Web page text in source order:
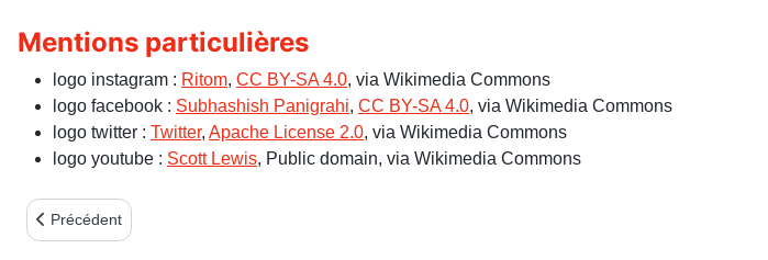
Mentions particulières
logo instagram : Ritom, CC BY-SA 4.0, via Wikimedia Commons
logo facebook : Subhashish Panigrahi, CC BY-SA 4.0, via Wikimedia Commons
logo twitter : Twitter, Apache License 2.0, via Wikimedia Commons
logo youtube : Scott Lewis, Public domain, via Wikimedia Commons
Article précédent : essai bulletin
Précédent